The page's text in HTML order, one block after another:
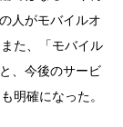
人がモバイルオ
た、「モバイル
、今後のサービ
明確になった。